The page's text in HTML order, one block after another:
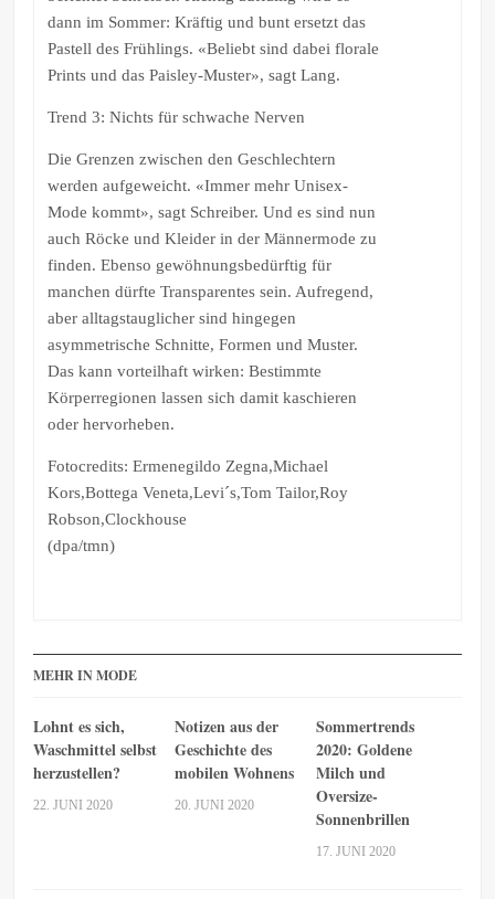
dann im Sommer: Kräftig und bunt ersetzt das
Pastell des Frühlings. «Beliebt sind dabei florale
Prints und das Paisley-Muster», sagt Lang.
Trend 3: Nichts für schwache Nerven
Die Grenzen zwischen den Geschlechtern
werden aufgeweicht. «Immer mehr Unisex-
Mode kommt», sagt Schreiber. Und es sind nun
auch Röcke und Kleider in der Männermode zu
finden. Ebenso gewöhnungsbedürftig für
manchen dürfte Transparentes sein. Aufregend,
aber alltagstauglicher sind hingegen
asymmetrische Schnitte, Formen und Muster.
Das kann vorteilhaft wirken: Bestimmte
Körperregionen lassen sich damit kaschieren
oder hervorheben.
Fotocredits: Ermenegildo Zegna,Michael
Kors,Bottega Veneta,Levi´s,Tom Tailor,Roy
Robson,Clockhouse
(dpa/tmn)
MEHR IN MODE
Lohnt es sich,
Waschmittel selbst
herzustellen?
22. JUNI 2020
Notizen aus der
Geschichte des
mobilen Wohnens
20. JUNI 2020
Sommertrends
2020: Goldene
Milch und
Oversize-
Sonnenbrillen
17. JUNI 2020